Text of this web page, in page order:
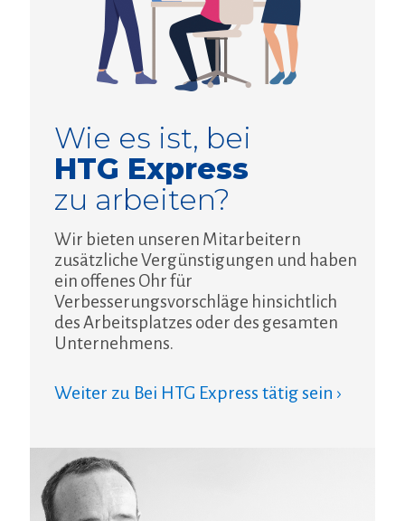
Wie es ist, bei
HTG Express
zu arbeiten?
Wir bieten unseren Mitarbeitern
zusätzliche Vergünstigungen und haben
ein offenes Ohr für
Verbesserungsvorschläge hinsichtlich
des Arbeitsplatzes oder des gesamten
Unternehmens.
Weiter zu Bei HTG Express tätig sein ›